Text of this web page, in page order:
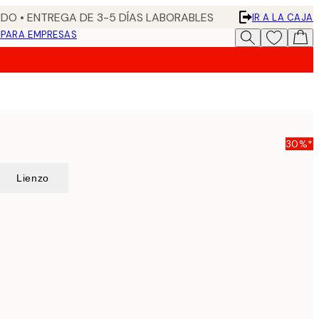
• ENTREGA DE 3-5 DÍAS LABORABLES
IR A LA CAJA
PARA EMPRESAS
30%*
Lienzo